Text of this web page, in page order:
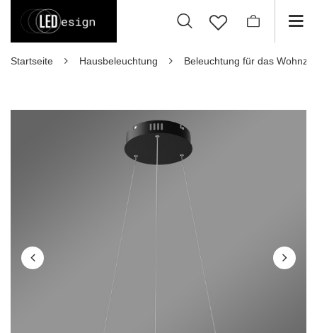
Startseite Hausbeleuchtung Beleuchtung für das